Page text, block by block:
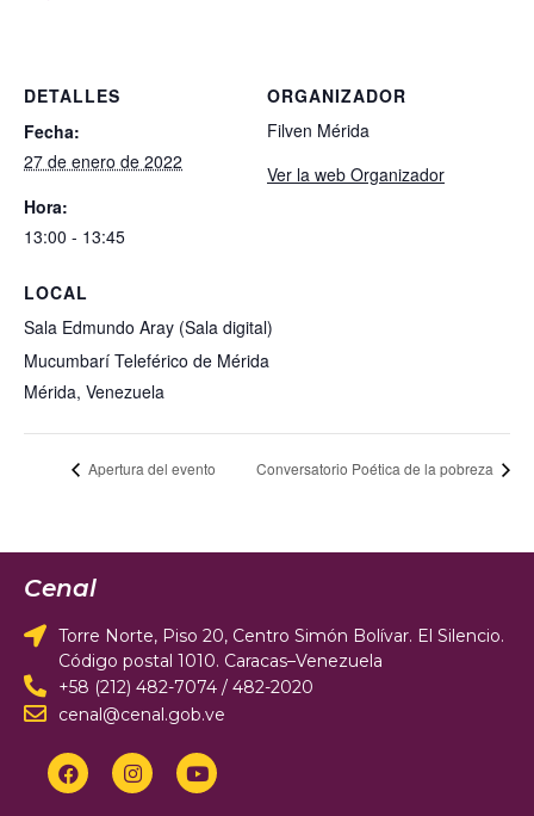
DETALLES
Fecha:
27 de enero de 2022
Hora:
13:00 - 13:45
LOCAL
Sala Edmundo Aray (Sala digital)
Mucumbarí Teleférico de Mérida
Mérida, Venezuela
ORGANIZADOR
Filven Mérida
Ver la web Organizador
Apertura del evento Conversatorio Poética de la pobreza
Cenal
Torre Norte, Piso 20, Centro Simón Bolívar. El Silencio.
Código postal 1010. Caracas–Venezuela
+58 (212) 482-7074 / 482-2020
cenal@cenal.gob.ve